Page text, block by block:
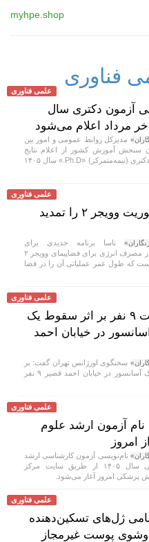
myhpe.shop
فناوری
علمی فناوری
آزمون دکتری سال
مدیرکل روابط عمومی و امور بین
سنجش آموزش کشور از اعلام نتایج
نهایی آزمون دکتری (نیمه‌متمرکز) «Ph.D.» سال ۱۴۰۵
علمی فناوری
ناسا ماموریت وویجر ۲ را تمدید
ناسا برنامه جدیدی برای
صرفه‌جویی در مصرف انرژی برای فضاپیمای وویجر ۲
که طول عمر عملیاتی آن را در فضا
علمی فناوری
مصدومیت ۹ نفر بر اثر سقوط یک
در خیابان احمد
سخنگوی اورژانس تهران گفت: بر
اثر سقوط یک آسانسور در خیابان احمد قصیر ۹ نفر
علمی فناوری
نام آزمون ارشد علوم
امروز
نام‌نویسی آزمون کارشناسی ارشد
علوم پزشکی سال ۱۴۰۵ از طریق سایت مرکز
پزشکی امروز آغاز می‌شود.
علمی فناوری
ژل‌های تسکین‌دهنده
پوست غیرمجاز